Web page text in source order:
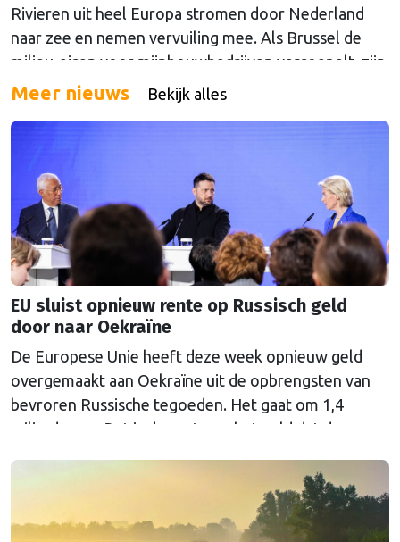
Rivieren uit heel Europa stromen door Nederland
naar zee en nemen vervuiling mee. Als Brussel de
milieu-eisen voor mijnbouwbedrijven versoepelt, zijn
het de Nederlandse drinkwaterbedrijven die dat
Meer nieuws Bekijk alles
EU sluist opnieuw rente op Russisch geld
door naar Oekraïne
De Europese Unie heeft deze week opnieuw geld
overgemaakt aan Oekraïne uit de opbrengsten van
bevroren Russische tegoeden. Het gaat om 1,4
miljard euro. Dat is de rente op het geld dat de
Euroclear parkeerde. De EU bevroor dat geld na de
Continued